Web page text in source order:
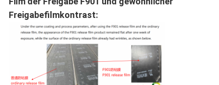
Freigabefilmkontrast: